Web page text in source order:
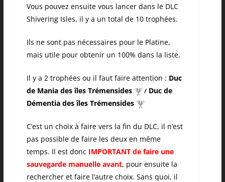
Vous pouvez ensuite vous lancer dans le DLC
Shivering Isles, il y a un total de 10 trophées.
Ils ne sont pas nécessaires pour le Platine,
mais utile pour obtenir un 100% dans la liste.
Il y a 2 trophées ou il faut faire attention : Duc
de Mania des îles Trémensides
/ Duc de
Démentia des îles Trémensides
C’est un choix à faire vers la fin du DLC, il n’est
pas possible de faire les deux en même
temps. Il est doncIMPORTANT de faire une
sauvegarde manuelle avant, pour ensuite la
rechercher et faire l’autre choix. Sans quoi, il